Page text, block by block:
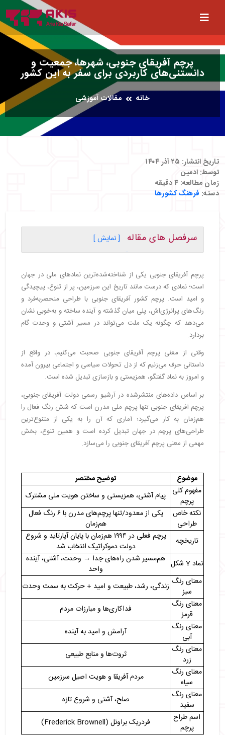
پرچم آفریقای جنوبی، شهرها، جمعیت و
دانستنی‌های کاربردی برای سفر به این کشور
خانه مقالات آموزشی
تاریخ انتشار: ۲۵ آذر ۱۴۰۴
توسط: ادمین
زمان مطالعه: ۴دقیقه
دسته: فرهنگ کشورها
سرفصل های مقاله
[ نمایش ]
・معنی و مفهوم پرچم آفریقای جنوبی چیست؟
تاریخچه پرچم آفریقای جنوبی
・
نماد Y شکل در پرچم آفریقای جنوبی چه مفهومی دارد؟
・
بررسی رنگ سبز در پرچم آفریقای جنوبی و مفهوم آن
・ مفهوم رنگ‌های قرمز، آبی، زرد، سیاه و سفید در پرچم
آفریقای جنوبی
・
طراح پرچم آفریقای جنوبی چه کسی بود؟
・
پرچم آفریقای جنوبی یکی از شناخته‌شده‌ترین نمادهای ملی در جهان
است؛ نمادی که درست مانند تاریخ این سرزمین، پر از تنوع، پیچیدگی
و امید است. پرچم کشور آفریقای جنوبی با طراحی منحصربه‌فرد و
رنگ‌های پرانرژی‌اش، پلی میان گذشته و آینده ساخته و به‌خوبی نشان
می‌دهد که چگونه یک ملت می‌تواند در مسیر آشتی و وحدت گام
بردارد.
وقتی از معنی پرچم آفریقای جنوبی صحبت می‌کنیم، در واقع از
داستانی حرف می‌زنیم که از دل تحولات سیاسی و اجتماعی بیرون آمده
و امروز به نماد گفتگو، همزیستی و بازسازی تبدیل شده است.
بر اساس داده‌های منتشرشده در آرشیو رسمی دولت آفریقای جنوبی،
پرچم آفریقای جنوبی تنها پرچم ملی مدرن است که شش رنگ فعال را
هم‌زمان به کار می‌گیرد؛ آماری که آن را به یکی از متنوع‌ترین
طراحی‌های پرچم در جهان تبدیل کرده است و همین تنوع، بخش
مهمی از معنی پرچم آفریقای جنوبی را می‌سازد.
موضوع
توضیح مختصر
مفهوم کلی
پرچم
پیام آشتی، همزیستی و ساختن هویت ملی مشترک
نکته خاص
طراحی
یکی از معدود/تنها پرچم‌های مدرن با ۶ رنگ فعال
هم‌زمان
تاریخچه
پرچم فعلی در ۱۹۹۴ هم‌زمان با پایان آپارتاید و شروع
دولت دموکراتیک انتخاب شد
نماد Y شکل
هم‌مسیر شدن راه‌های جدا → وحدت، آشتی، آینده
واحد
معنای رنگ
سبز
زندگی، رشد، طبیعت و امید + حرکت به سمت وحدت
معنای رنگ
قرمز
فداکاری‌ها و مبارزات مردم
معنای رنگ
آبی
آرامش و امید به آینده
معنای رنگ
زرد
ثروت‌ها و منابع طبیعی
معنای رنگ
سیاه
مردم آفریقا و هویت اصیل سرزمین
معنای رنگ
سفید
صلح، آشتی و شروع تازه
اسم طراح
پرچم
فردریک براونل (Frederick Brownell)